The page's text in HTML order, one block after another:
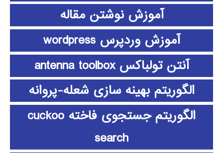
آموزش نوشتن مقاله
آموزش وردپرس wordpress
آنتن تولباکس antenna toolbox
الگوریتم بهینه سازی شعله-پروانه
الگوریتم جستجوی فاخته cuckoo
search